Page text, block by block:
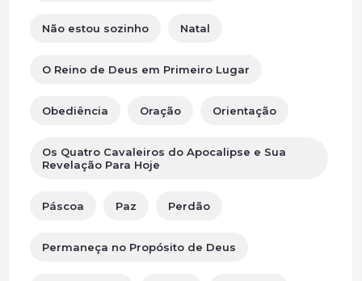
Não estou sozinho Natal
O Reino de Deus em Primeiro Lugar
Obediência Oração Orientação
Os Quatro Cavaleiros do Apocalipse e Sua
Revelação Para Hoje
Páscoa Paz Perdão
Permaneça no Propósito de Deus